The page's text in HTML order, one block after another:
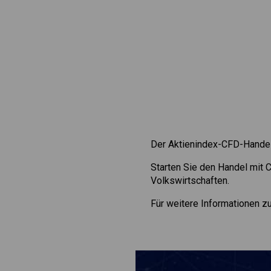
Der Aktienindex-CFD-
Starten Sie den Handel mit
Volkswirtschaften.
Für weitere Informationen